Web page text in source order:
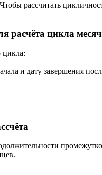
рассчитать
расчёта цикла
цикла:
и дату завершения